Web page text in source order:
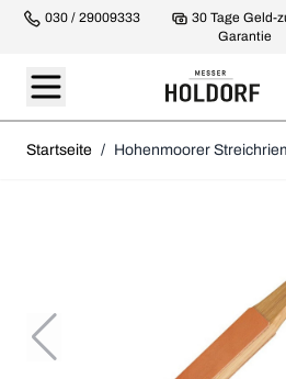
030 / 29009333
30 Tage Geld-
Garantie
Startseite / Hohenmoorer